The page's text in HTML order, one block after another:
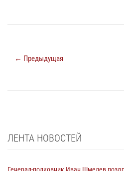
← Предыдущая
ЛЕНТА НОВОСТЕЙ
Генерал-полковник Иван Шмелев